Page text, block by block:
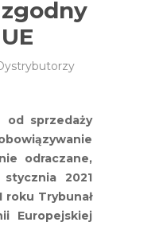
od sprzedaży
odraczane,
2021
roku Trybunał
Europejskiej